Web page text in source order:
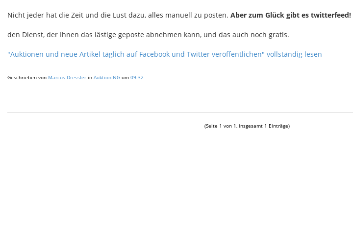
Nicht jeder hat die Zeit und die Lust dazu, alles manuell zu posten. Aber zum Glück gibt es twitterfeed!
den Dienst, der Ihnen das lästige geposte abnehmen kann, und das auch noch gratis.
"Auktionen und neue Artikel täglich auf Facebook und Twitter veröffentlichen" vollständig lesen
Geschrieben von Marcus Dressler in Auktion:NG um 09:32
(Seite 1 von 1, insgesamt 1 Einträge)